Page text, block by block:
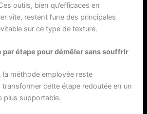
outils, bien qu’efficaces en
vite, restent l’une des principales
sur ce type de texture.
par étape pour démêler sans souffrir
la méthode employée reste
cette étape redoutée en un
plus supportable.